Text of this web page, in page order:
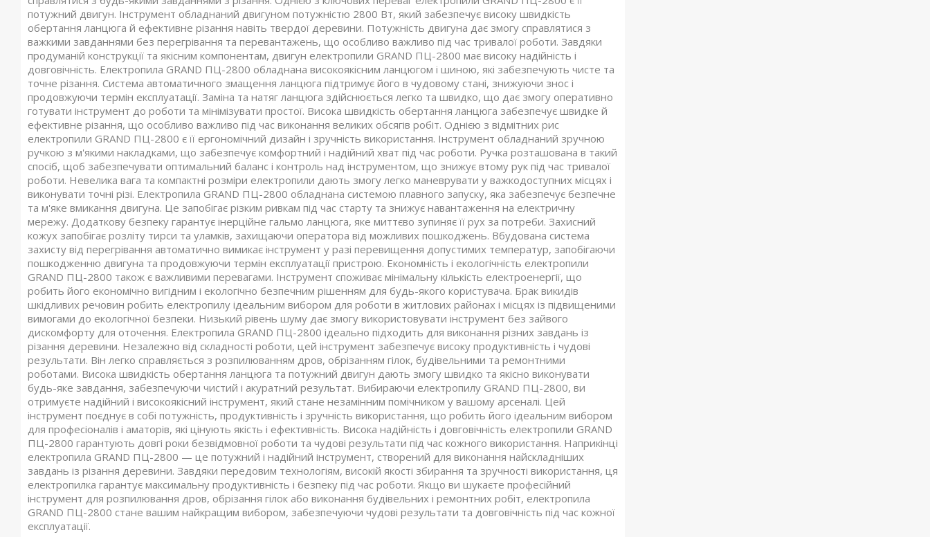
потужний двигун. Інструмент обладнаний двигуном потужністю 2800 Вт, який забезпечує високу швидкість
обертання ланцюга й ефективне різання навіть твердої деревини. Потужність двигуна дає змогу справлятися з
важкими завданнями без перегрівання та перевантажень, що особливо важливо під час тривалої роботи. Завдяки
продуманій конструкції та якісним компонентам, двигун електропили GRAND ПЦ-2800 має високу надійність і
довговічність. Електропила GRAND ПЦ-2800 обладнана високоякісним ланцюгом і шиною, які забезпечують чисте та
точне різання. Система автоматичного змащення ланцюга підтримує його в чудовому стані, знижуючи знос і
продовжуючи термін експлуатації. Заміна та натяг ланцюга здійснюється легко та швидко, що дає змогу оперативно
готувати інструмент до роботи та мінімізувати простої. Висока швидкість обертання ланцюга забезпечує швидке й
ефективне різання, що особливо важливо під час виконання великих обсягів робіт. Однією з відмітних рис
електропили GRAND ПЦ-2800 є її ергономічний дизайн і зручність використання. Інструмент обладнаний зручною
ручкою з м'якими накладками, що забезпечує комфортний і надійний хват під час роботи. Ручка розташована в такий
спосіб, щоб забезпечувати оптимальний баланс і контроль над інструментом, що знижує втому рук під час тривалої
роботи. Невелика вага та компактні розміри електропили дають змогу легко маневрувати у важкодоступних місцях і
виконувати точні різі. Електропила GRAND ПЦ-2800 обладнана системою плавного запуску, яка забезпечує безпечне
та м'яке вмикання двигуна. Це запобігає різким ривкам під час старту та знижує навантаження на електричну
мережу. Додаткову безпеку гарантує інерційне гальмо ланцюга, яке миттєво зупиняє її рух за потреби. Захисний
кожух запобігає розліту тирси та уламків, захищаючи оператора від можливих пошкоджень. Вбудована система
захисту від перегрівання автоматично вимикає інструмент у разі перевищення допустимих температур, запобігаючи
пошкодженню двигуна та продовжуючи термін експлуатації пристрою. Економність і екологічність електропили
GRAND ПЦ-2800 також є важливими перевагами. Інструмент споживає мінімальну кількість електроенергії, що
робить його економічно вигідним і екологічно безпечним рішенням для будь-якого користувача. Брак викидів
шкідливих речовин робить електропилу ідеальним вибором для роботи в житлових районах і місцях із підвищеними
вимогами до екологічної безпеки. Низький рівень шуму дає змогу використовувати інструмент без зайвого
дискомфорту для оточення. Електропила GRAND ПЦ-2800 ідеально підходить для виконання різних завдань із
різання деревини. Незалежно від складності роботи, цей інструмент забезпечує високу продуктивність і чудові
результати. Він легко справляється з розпилюванням дров, обрізанням гілок, будівельними та ремонтними
роботами. Висока швидкість обертання ланцюга та потужний двигун дають змогу швидко та якісно виконувати
будь-яке завдання, забезпечуючи чистий і акуратний результат. Вибираючи електропилу GRAND ПЦ-2800, ви
отримуєте надійний і високоякісний інструмент, який стане незамінним помічником у вашому арсеналі. Цей
інструмент поєднує в собі потужність, продуктивність і зручність використання, що робить його ідеальним вибором
для професіоналів і аматорів, які цінують якість і ефективність. Висока надійність і довговічність електропили GRAND
ПЦ-2800 гарантують довгі роки безвідмовної роботи та чудові результати під час кожного використання. Наприкінці
електропила GRAND ПЦ-2800 — це потужний і надійний інструмент, створений для виконання найскладніших
завдань із різання деревини. Завдяки передовим технологіям, високій якості збирання та зручності використання, ця
електропилка гарантує максимальну продуктивність і безпеку під час роботи. Якщо ви шукаєте професійний
інструмент для розпилювання дров, обрізання гілок або виконання будівельних і ремонтних робіт, електропила
GRAND ПЦ-2800 стане вашим найкращим вибором, забезпечуючи чудові результати та довговічність під час кожної
експлуатації.